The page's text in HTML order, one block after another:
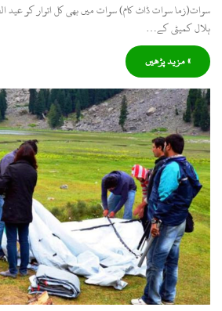
سوات(زما سوات ڈاٹ کام) سوات میں بھی کل اتوار کو عید
ہلال کمیٹی کے…
» مزید پڑھیں